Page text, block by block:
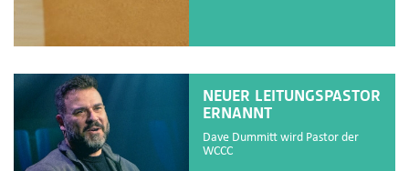
NEUER LEITUNGSPASTOR
ERNANNT
Dave Dummitt wird Pastor der
WCCC